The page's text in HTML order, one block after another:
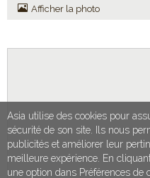
Afficher la photo
Asia utilise des cookies pour
sécurité de son site. Ils nous
publicités et améliorer leur
meilleure expérience. En
une option dans Préférences de